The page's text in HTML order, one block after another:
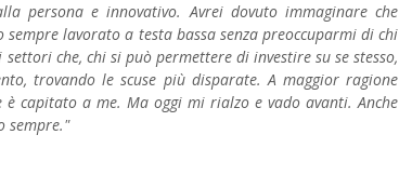
persona e innovativo. Avrei dovuto immaginare che
lavorato a testa bassa senza preoccuparmi di chi
che, chi si può permettere di investire su se stesso,
trovando le scuse più disparate. A maggior ragione
capitato a me. Ma oggi mi rialzo e vado avanti. Anche
sempre."